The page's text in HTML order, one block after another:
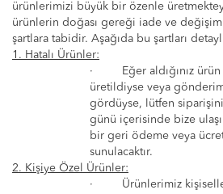
ürünlerimizi büyük bir özenle
ürünlerin doğası gereği iade ve değişim
şartlara tabidir. Aşağıda bu şartları
1. Hatalı Ürünler:
·
Eğer aldığınız
üretildiyse veya gönderim
gördüyse, lütfen
günü içerisinde bize
bir geri ödeme veya
sunulacaktır.
2. Kişiye Özel Ürünler:
· Ürünlerimiz